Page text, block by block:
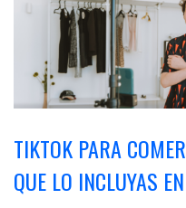
TIKTOK PARA
QUE LO INCLUYAS